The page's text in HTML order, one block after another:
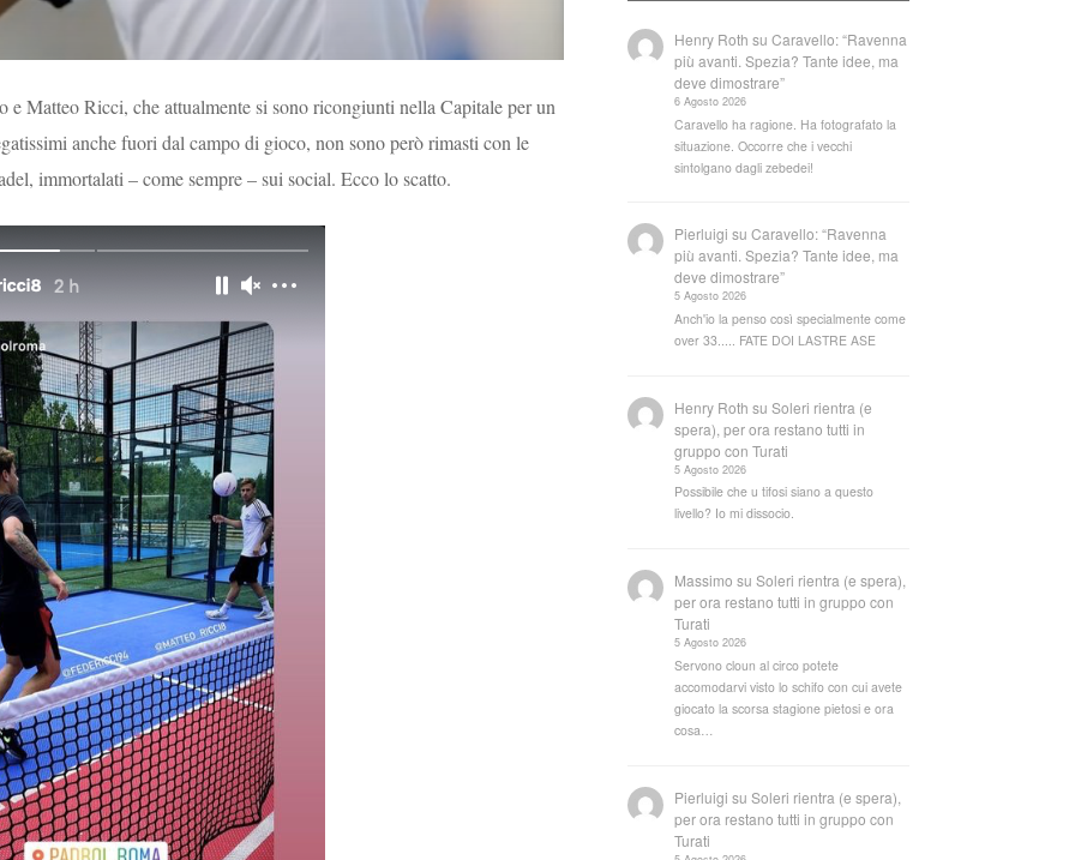
e Matteo Ricci, che attualmente si sono ricongiunti nella Capitale per un
anche fuori dal campo di gioco, non sono però rimasti con le
immortalati – come sempre – sui social. Ecco lo scatto.
Henry Roth suCaravello: “Ravenna
più avanti. Spezia? Tante idee, ma
deve dimostrare”
6 Agosto 2026
Caravello ha ragione. Ha fotografato la
situazione. Occorre che i vecchi
sintolgano dagli zebedei!
Pierluigi suCaravello: “Ravenna
più avanti. Spezia? Tante idee, ma
deve dimostrare”
5 Agosto 2026
Anch'io la penso così specialmente come
over 33..... FATE DOI LASTRE ASE
Henry Roth suSoleri rientra (e
spera), per ora restano tutti in
gruppo con Turati
5 Agosto 2026
Possibile che u tifosi siano a questo
livello? Io mi dissocio.
Massimo suSoleri rientra (e spera),
per ora restano tutti in gruppo con
Turati
5 Agosto 2026
Servono cloun al circo potete
accomodarvi visto lo schifo con cui avete
giocato la scorsa stagione pietosi e ora
cosa…
Pierluigi suSoleri rientra (e spera),
per ora restano tutti in gruppo con
Turati